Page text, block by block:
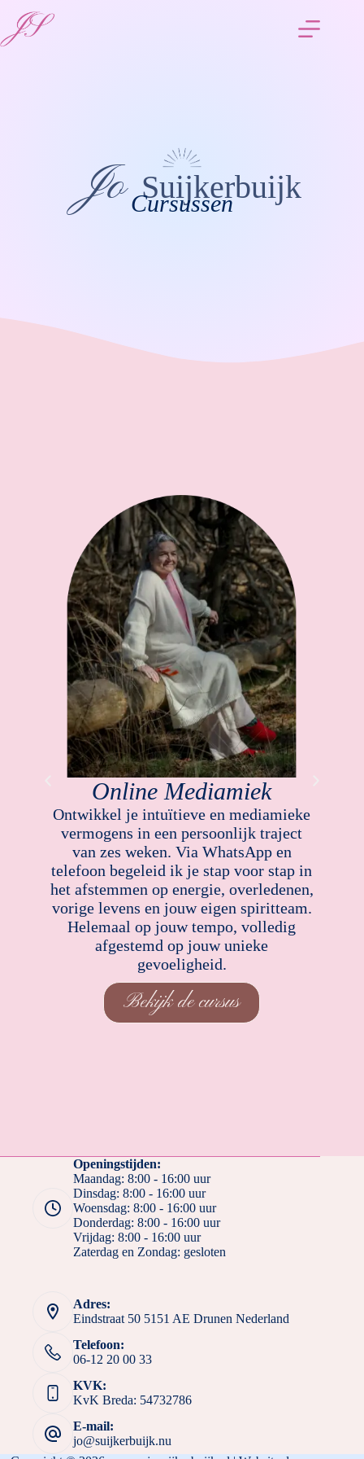
Jo Suijkerbuijk
Cursussen
Online Mediamiek
Ontwikkel je intuïtieve en mediamieke
vermogens in een persoonlijk traject
van zes weken. Via WhatsApp en
telefoon begeleid ik je stap voor stap in
het afstemmen op energie, overledenen,
vorige levens en jouw eigen spiritteam.
Helemaal op jouw tempo, volledig
afgestemd op jouw unieke
gevoeligheid.
Bekijk de cursus
Openingstijden:
Maandag: 8:00 - 16:00 uur
Dinsdag: 8:00 - 16:00 uur
Woensdag: 8:00 - 16:00 uur
Donderdag: 8:00 - 16:00 uur
Vrijdag: 8:00 - 16:00 uur
Zaterdag en Zondag: gesloten
Adres:
Eindstraat 50 5151 AE Drunen Nederland
Telefoon:
06-12 20 00 33
KVK:
KvK Breda: 54732786
E-mail:
jo@suijkerbuijk.nu